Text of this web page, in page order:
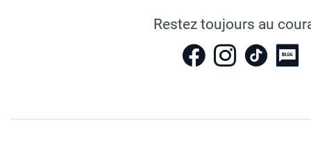
Restez toujours au